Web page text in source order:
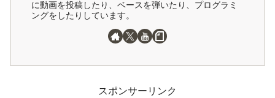
に動画を投稿したり、ベースを弾いたり、プログラミ
ングをしたりしています。
スポンサーリンク